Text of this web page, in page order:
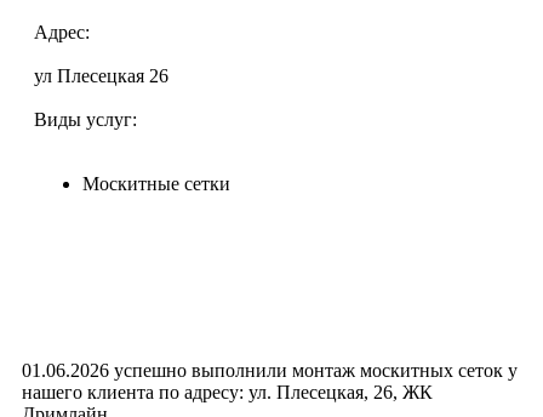
Адрес:
ул Плесецкая 26
Виды услуг:
Москитные сетки
01.06.2026 успешно выполнили монтаж москитных сеток у
нашего клиента по адресу: ул. Плесецкая, 26, ЖК